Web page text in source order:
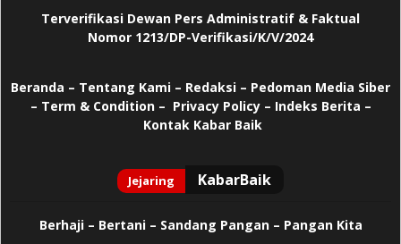
Terverifikasi Dewan Pers Administratif & Faktual
Nomor 1213/DP-Verifikasi/K/V/2024
Beranda – Tentang Kami – Redaksi – Pedoman Media Siber
– Term & Condition – Privacy Policy– Indeks Berita –
Kontak Kabar Baik
Berhaji– Bertani – Sandang Pangan – Pangan Kita